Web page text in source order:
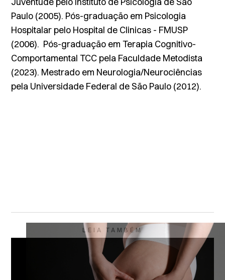
Paulo (2005). Pós-graduação em Psicologia
Hospitalar pelo Hospital de Clinicas - FMUSP
(2006). Pós-graduação em Terapia Cognitivo-
Comportamental TCC pela Faculdade Metodista
(2023). Mestrado em Neurologia/Neurociências
pela Universidade Federal de São Paulo (2012).
LEIA TAMBÉM